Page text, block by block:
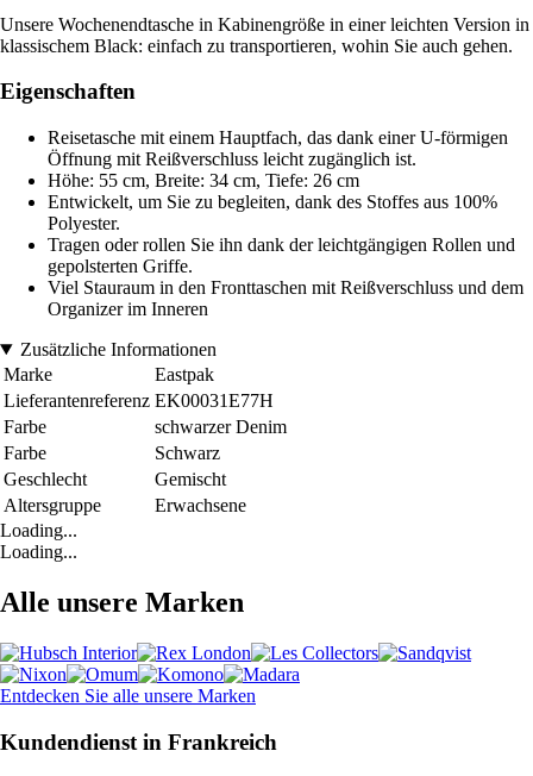
Unsere Wochenendtasche in Kabinengröße in einer leichten Version in
klassischem Black: einfach zu transportieren, wohin Sie auch gehen.
Eigenschaften
Reisetasche mit einem Hauptfach, das dank einer U-förmigen
Öffnung mit Reißverschluss leicht zugänglich ist.
Höhe: 55 cm, Breite: 34 cm, Tiefe: 26 cm
Entwickelt, um Sie zu begleiten, dank des Stoffes aus 100%
Polyester.
Tragen oder rollen Sie ihn dank der leichtgängigen Rollen und
gepolsterten Griffe.
Viel Stauraum in den Fronttaschen mit Reißverschluss und dem
Organizer im Inneren
Zusätzliche Informationen
Marke
Eastpak
Lieferantenreferenz EK00031E77H
Farbe
schwarzer Denim
Farbe
Schwarz
Geschlecht
Gemischt
Altersgruppe
Erwachsene
Loading...
Loading...
Alle unsere Marken
Entdecken Sie alle unsere Marken
Kundendienst in Frankreich